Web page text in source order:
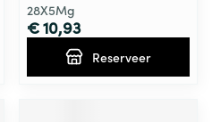
28X5Mg
€ 10,93
Reserveer